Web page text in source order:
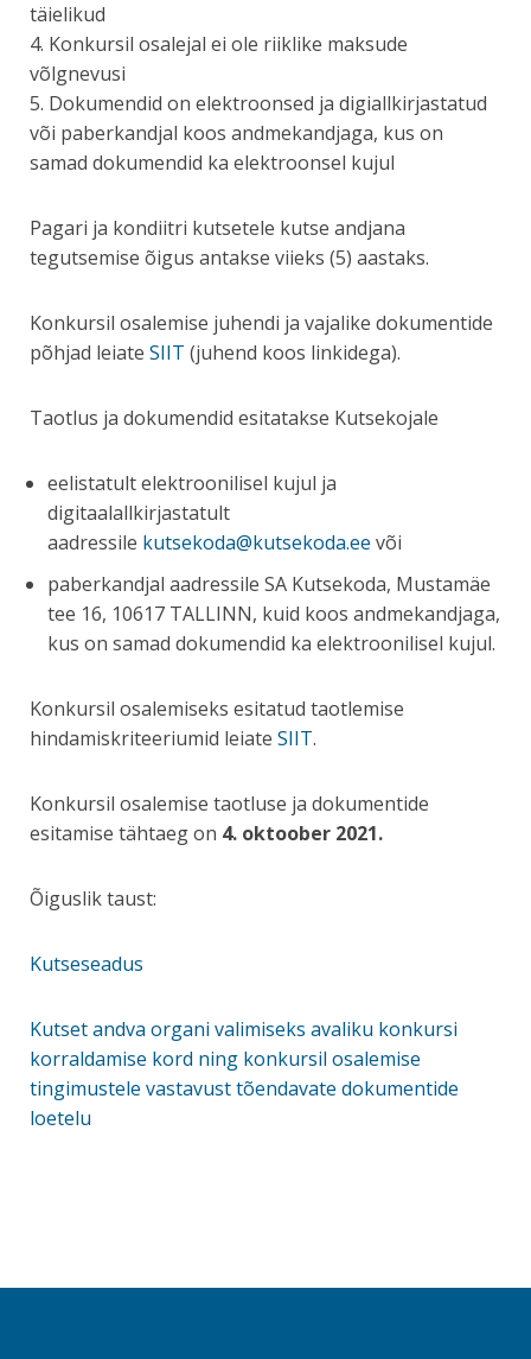
täielikud
4. Konkursil osalejal ei ole riiklike maksude
võlgnevusi
5. Dokumendid on elektroonsed ja digiallkirjastatud
või paberkandjal koos andmekandjaga, kus on
samad dokumendid ka elektroonsel kujul
Pagari ja kondiitri kutsetele kutse andjana
tegutsemise õigus antakse viieks (5) aastaks.
Konkursil osalemise juhendi ja vajalike dokumentide
põhjad leiate SIIT (juhend koos linkidega).
Taotlus ja dokumendid esitatakse Kutsekojale
eelistatult elektroonilisel kujul ja
digitaalallkirjastatult
aadressile kutsekoda@kutsekoda.ee või
paberkandjal aadressile SA Kutsekoda, Mustamäe
tee 16, 10617 TALLINN, kuid koos andmekandjaga,
kus on samad dokumendid ka elektroonilisel kujul.
Konkursil osalemiseks esitatud taotlemise
hindamiskriteeriumid leiate SIIT.
Konkursil osalemise taotluse ja dokumentide
esitamise tähtaeg on 4. oktoober 2021.
Õiguslik taust:
Kutseseadus
Kutset andva organi valimiseks avaliku konkursi
korraldamise kord ning konkursil osalemise
tingimustele vastavust tõendavate dokumentide
loetelu